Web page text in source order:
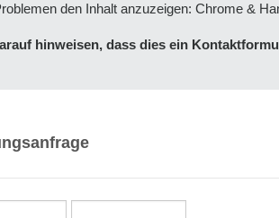
den Inhalt anzuzeigen: Chrome &
hinweisen, dass dies ein